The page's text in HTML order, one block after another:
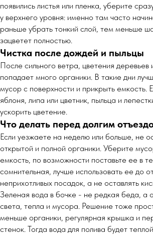
появились листья или пленка, уберите
у верхнего уровня: именно там часто
раньше убрать тонкий слой, тем меньше
зацветет полностью.
Чистка после дождей и пыльцы
После сильного ветра, цветения деревьев
попадает много органики. В такие дни
мусор с поверхности и прикрыть емкость.
яблоня, липа или цветник, пыльца и
ускорить цветение.
Что делать перед долгим
Если уезжаете на неделю или больше, не
открытой и полной органики. Уберите
емкость, по возможности поставьте ее в
сомнительная, лучше использовать ее до
неприхотливых посадок, а не оставлять
Зеленая вода в бочке - не редкая беда, а
света, тепла и мусора. Решение тоже
меньше органики, регулярная крышка и
стенок. Тогда вода для полива будет